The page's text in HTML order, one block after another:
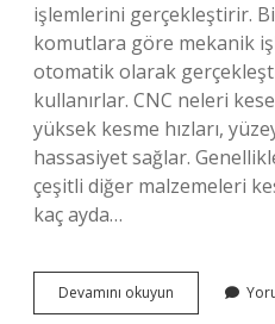
işlemlerini gerçekleştirir.
komutlara göre mekanik
otomatik olarak
kullanırlar. CNC neleri
yüksek kesme hızları,
hassasiyet sağlar.
çeşitli diğer malzemeleri
kaç ayda…
Devamını okuyun
Amacı